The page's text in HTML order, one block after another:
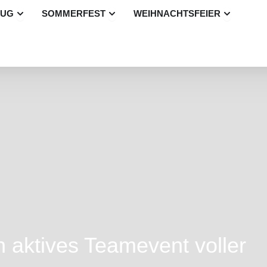
Öffne Betriebsausflug
SOMMERFEST Öffne Sommerfest
WEIHNACHTSFEIER Öffne
aktives Teamevent voller